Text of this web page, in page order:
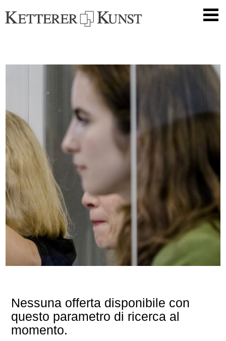
Nessuna offerta disponibile con
questo parametro di ricerca al
momento.